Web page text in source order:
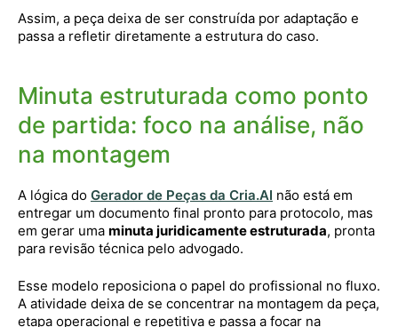
Assim, a peça deixa de ser construída por adaptação e
passa a refletir diretamente a estrutura do caso.
Minuta estruturada como ponto
de partida: foco na análise, não
na montagem
A lógica do Gerador de Peças da Cria.AI não está em
entregar um documento final pronto para protocolo, mas
em gerar uma minuta juridicamente estruturada, pronta
para revisão técnica pelo advogado.
Esse modelo reposiciona o papel do profissional no fluxo.
A atividade deixa de se concentrar na montagem da peça,
etapa operacional e repetitiva e passa a focar na